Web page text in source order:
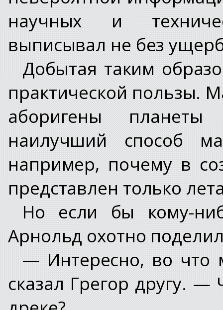
научных и
выписывал не без
Добытая таким
практической пользы.
аборигены
наилучший способ
например, почему в
представлен только
Но если бы кому-
Арнольд охотно
— Интересно, во что
сказал Грегор другу. —